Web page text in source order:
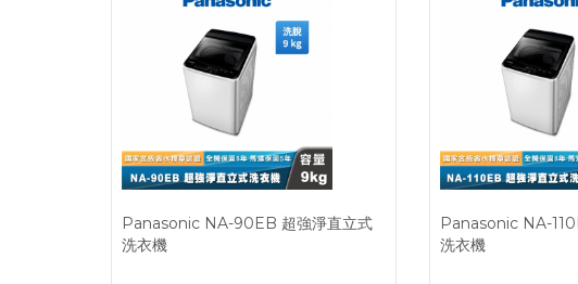
Panasonic NA-90EB 超強淨直立式
洗衣機
Panasonic NA-
洗衣機